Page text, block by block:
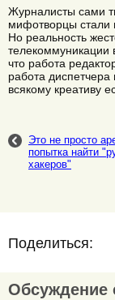
Журналисты сами
мифотворцы стали
Но реальность
телекоммуникации
что работа
работа диспетчера
всякому креативу
Это не просто
попытка найти
хакеров"
Поделиться:
Обсуждение